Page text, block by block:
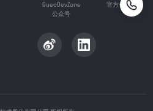
QuecDevZone
公众号
官方公众号